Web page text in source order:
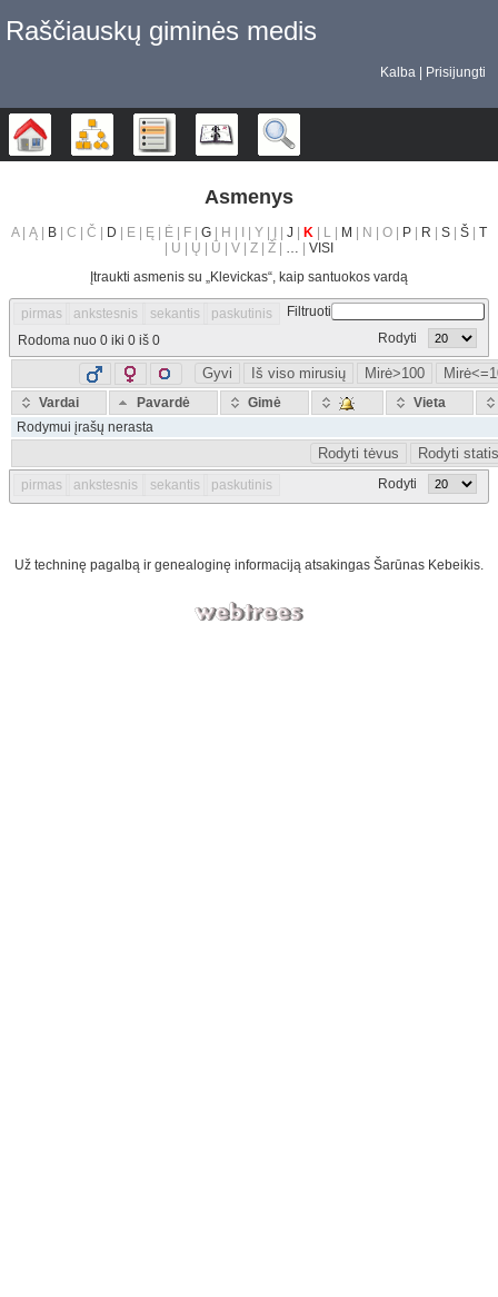
Raščiauskų giminės medis
Kalba Prisijungti
Šeimos medisDiagramos Sąrašai Kalendorius
Asmenys
A | Ą | B | C | Č | D | E | Ę | Ė | F | G | H | I | Y | Į | J K | L | M | N | O | P R S Š
T
| U | Ų | Ū | V | Z | Ž | …
VISI
Įtraukti asmenis su „Klevickas“, kaip santuokos vardą
pirmas ankstesnis sekantis paskutinis
Filtruoti
Rodoma nuo 0 iki 0 iš 0
Rodyti
Gyvi Iš viso mirusių Mirė>100
Vardai Pavardė Gimė Vieta
Rodyti tėvus Rodyti
Rodymui įrašų nerasta
pirmas ankstesnis sekantis paskutinis Rodyti
Už techninę pagalbą ir genealoginę informaciją atsakingas Šarūnas Kebeikis.